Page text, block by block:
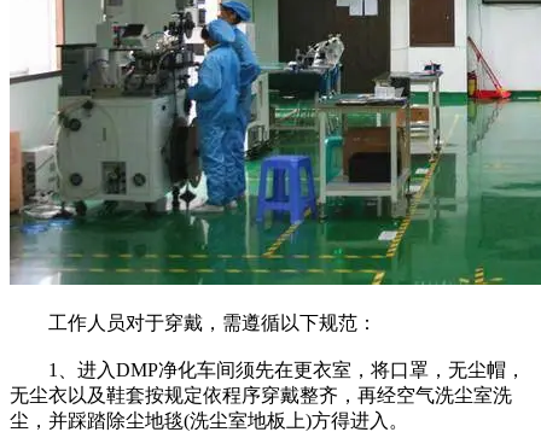
工作人员对于穿戴，需遵循以下规范：
1、进入DMP净化车间须先在更衣室，将口罩，无尘帽，
无尘衣以及鞋套按规定依程序穿戴整齐，再经空气洗尘室洗
尘，并踩踏除尘地毯(洗尘室地板上)方得进入。